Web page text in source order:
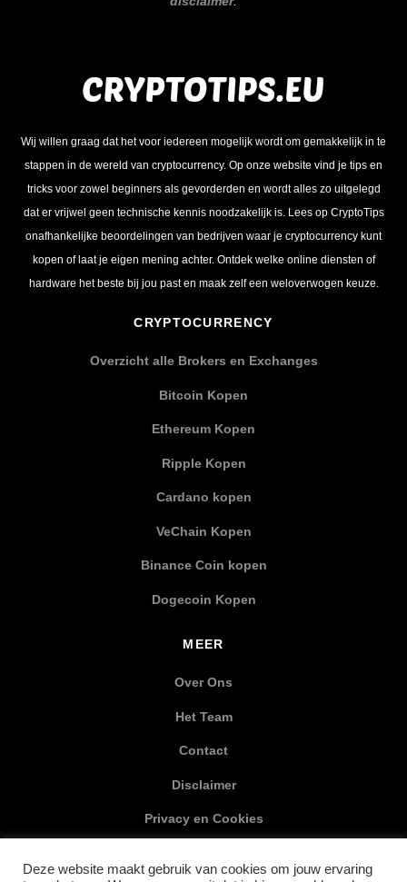
Wij willen graag dat het voor iedereen mogelijk wordt om gemakkelijk in te
stappen in de wereld van cryptocurrency. Op onze website vind je tips en
tricks voor zowel beginners als gevorderden en wordt alles zo uitgelegd
dat er vrijwel geen technische kennis noodzakelijk is. Lees op CryptoTips
onafhankelijke beoordelingen van bedrijven waar je cryptocurrency kunt
kopen of laat je eigen mening achter. Ontdek welke online diensten of
hardware het beste bij jou past en maak zelf een weloverwogen keuze.
CRYPTOCURRENCY
Overzicht alle Brokers en Exchanges
Bitcoin Kopen
Ethereum Kopen
Ripple Kopen
Cardano kopen
VeChain Kopen
Binance Coin kopen
Dogecoin Kopen
MEER
Over Ons
Het Team
Contact
Disclaimer
Privacy en Cookies
Deze website maakt gebruik van cookies om jouw ervaring